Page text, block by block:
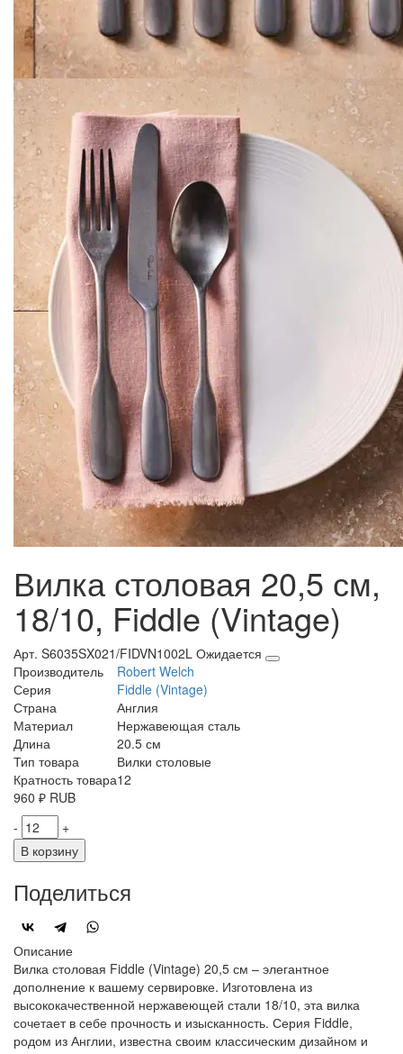
Вилка столовая 20,5 см,
18/10, Fiddle (Vintage)
Арт. S6035SX021/FIDVN1002L Ожидается
Производитель
Robert Welch
Серия
Fiddle (Vintage)
Страна
Англия
Материал
Нержавеющая сталь
Длина
20.5 см
Тип товара
Вилки столовые
Кратность товара12
960 ₽ RUB
-
+
В корзину
Поделиться
Описание
Вилка столовая Fiddle (Vintage) 20,5 см – элегантное
дополнение к вашему сервировке. Изготовлена из
высококачественной нержавеющей стали 18/10, эта вилка
сочетает в себе прочность и изысканность. Серия Fiddle,
родом из Англии, известна своим классическим дизайном и